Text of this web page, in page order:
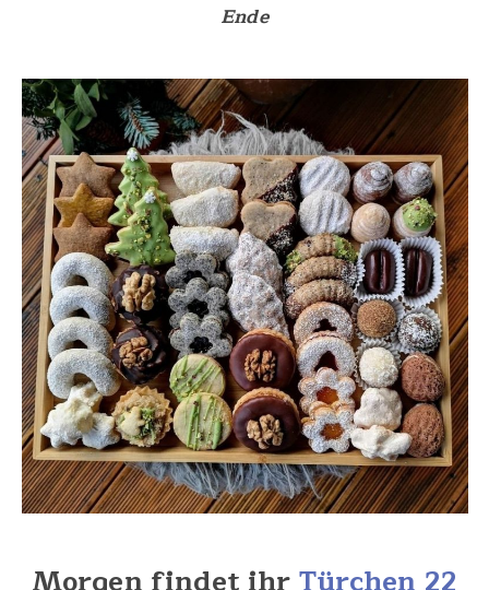
Ende